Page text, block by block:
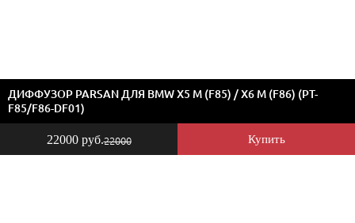
22000 руб.22000 Купить
ДИФФУЗОР PARSAN ДЛЯ BMW X5 M (F85) / X6 M (F86) (PT-
F85/F86-DF01)